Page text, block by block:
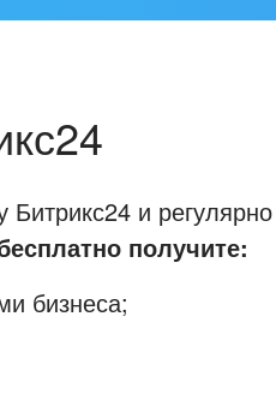
и регулярно
получите:
бизнеса;